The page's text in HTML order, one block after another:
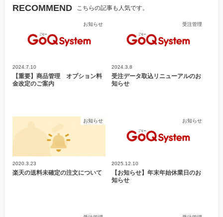
RECOMMEND こちらの記事も人気です。
お知らせ
2024.7.10
【重要】商品管理 オプション料
金改定のご案内
受注管理
2024.3.8
受注データ取込リニューアルのお
知らせ
お知らせ
2020.3.23
楽天の送料未確定の注文について
お知らせ
2025.12.10
【お知らせ】年末年始休業日のお
知らせ